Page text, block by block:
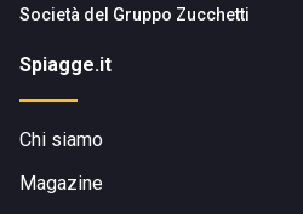
Società del Gruppo Zucchetti
Spiagge.it
Chi siamo
Magazine